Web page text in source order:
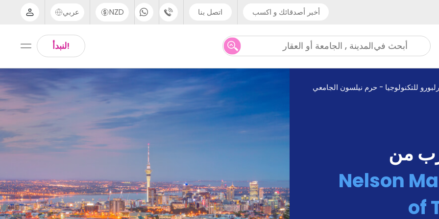
أخبر أصدقائك و اكسب اتصل بنا
UK - +44 (0) 20 3871 8666
US - +1 (646) 718 6172
NZD عربي
Arabic
English
Thai
!لنبدأ أبحث فيالمدينة , الجامعة أو العقار
للتكنولوجيا - حرم نيلسون الجامعي
من
Nelson
of